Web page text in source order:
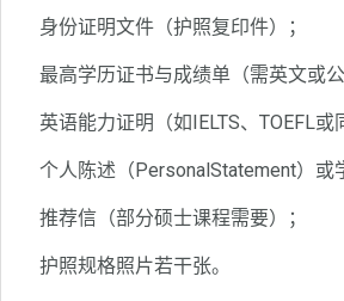
身份证明文件（护照复印件）；
最高学历证书与成绩单（需英文或公
英语能力证明（如IELTS、TOEFL或
个人陈述（PersonalStatement）或
推荐信（部分硕士课程需要）；
护照规格照片若干张。